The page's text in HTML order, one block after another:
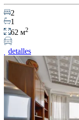
2
1
62 м2
detalles